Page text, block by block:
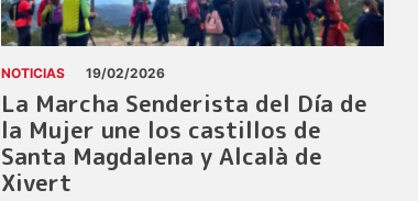
NOTICIAS 19/02/2026
La Marcha Senderista del Día de
la Mujer une los castillos de
Santa Magdalena y Alcalà de
Xivert